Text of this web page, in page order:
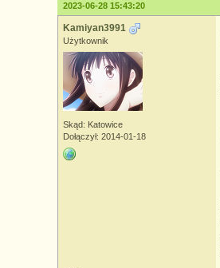
2023-06-28 15:43:20
Kamiyan3991
Użytkownik
Skąd: Katowice
Dołączył: 2014-01-18